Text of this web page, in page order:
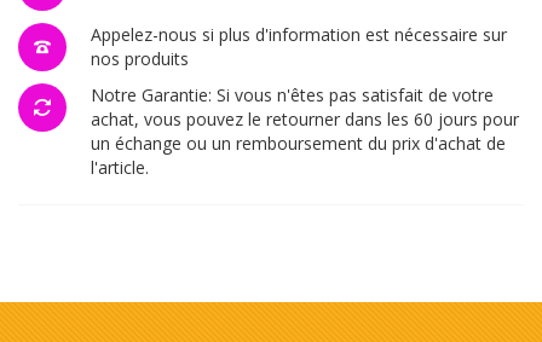
Appelez-nous si plus d'information est nécessaire sur
nos produits
Notre Garantie: Si vous n'êtes pas satisfait de votre
achat, vous pouvez le retourner dans les 60 jours pour
un échange ou un remboursement du prix d'achat de
l'article.